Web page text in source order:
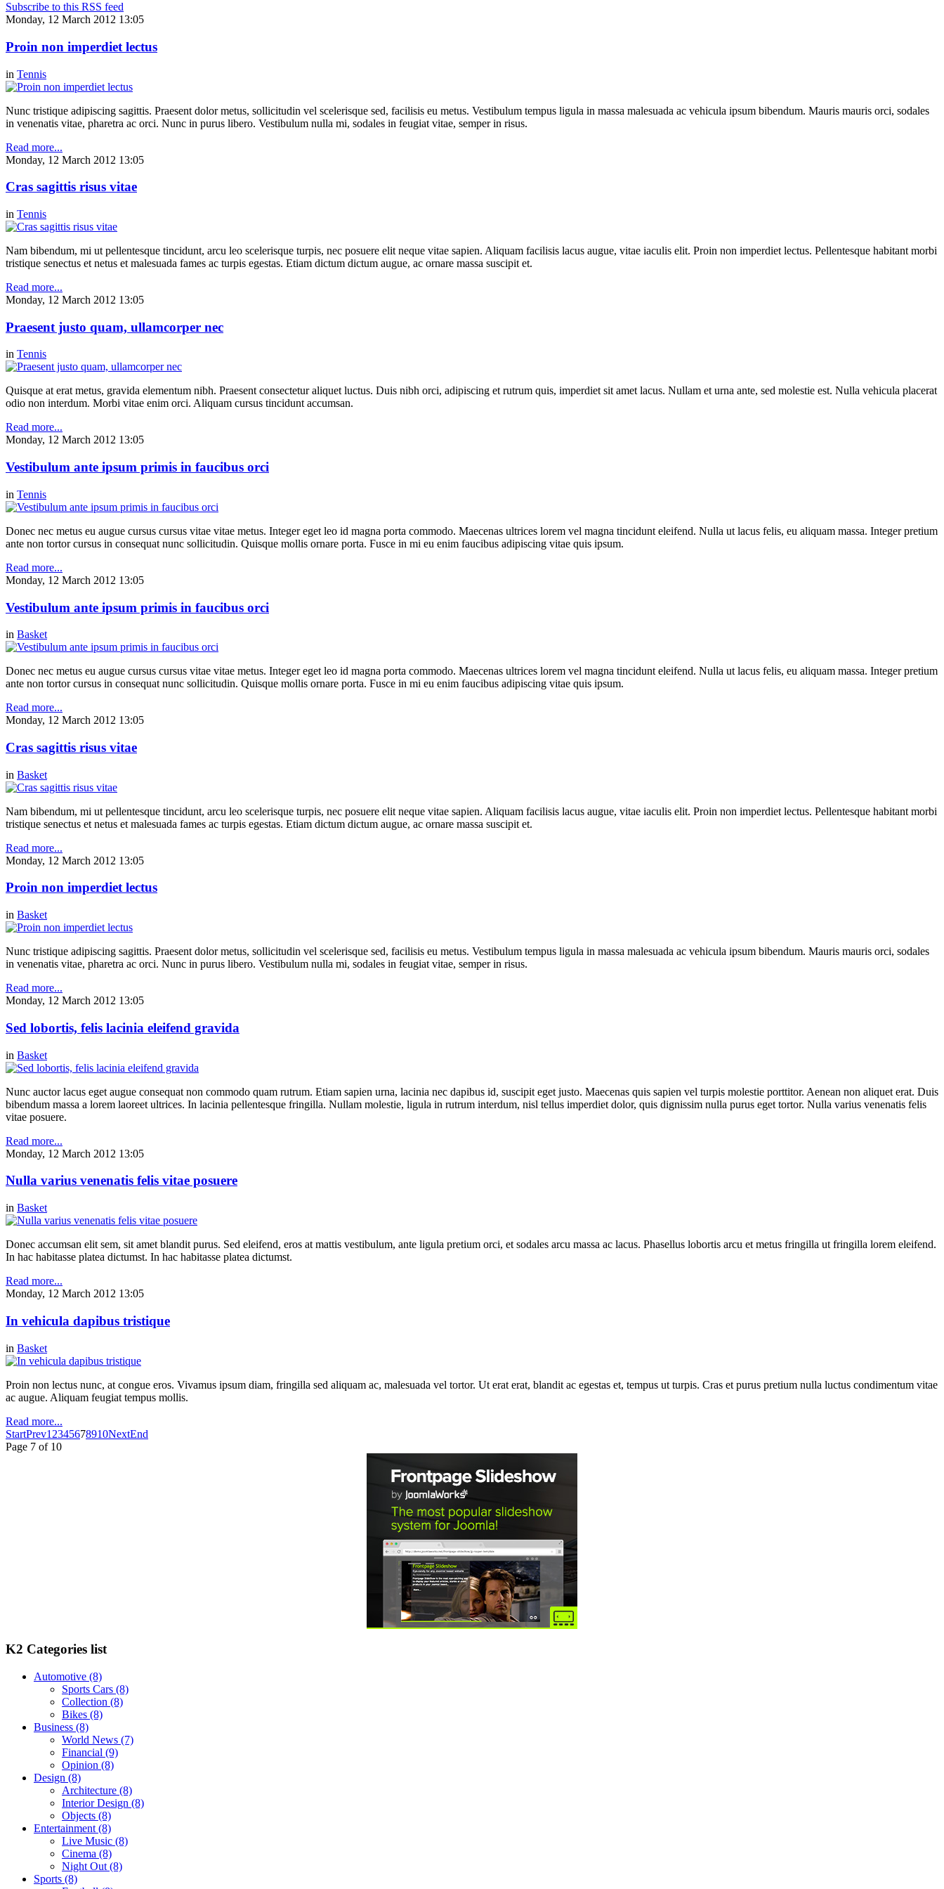
Subscribe to this RSS feed
Monday, 12 March 2012 13:05
Proin non imperdiet lectus
in Tennis
Nunc tristique adipiscing sagittis. Praesent dolor metus, sollicitudin vel scelerisque sed, facilisis eu metus. Vestibulum tempus ligula in massa malesuada ac vehicula ipsum bibendum. Mauris mauris orci, sodales
in venenatis vitae, pharetra ac orci. Nunc in purus libero. Vestibulum nulla mi, sodales in feugiat vitae, semper in risus.
Read more...
Monday, 12 March 2012 13:05
Cras sagittis risus vitae
in Tennis
Nam bibendum, mi ut pellentesque tincidunt, arcu leo scelerisque turpis, nec posuere elit neque vitae sapien. Aliquam facilisis lacus augue, vitae iaculis elit. Proin non imperdiet lectus. Pellentesque habitant morbi
tristique senectus et netus et malesuada fames ac turpis egestas. Etiam dictum dictum augue, ac ornare massa suscipit et.
Read more...
Monday, 12 March 2012 13:05
Praesent justo quam, ullamcorper nec
in Tennis
Quisque at erat metus, gravida elementum nibh. Praesent consectetur aliquet luctus. Duis nibh orci, adipiscing et rutrum quis, imperdiet sit amet lacus. Nullam et urna ante, sed molestie est. Nulla vehicula placerat
odio non interdum. Morbi vitae enim orci. Aliquam cursus tincidunt accumsan.
Read more...
Monday, 12 March 2012 13:05
Vestibulum ante ipsum primis in faucibus orci
in Tennis
Donec nec metus eu augue cursus cursus vitae vitae metus. Integer eget leo id magna porta commodo. Maecenas ultrices lorem vel magna tincidunt eleifend. Nulla ut lacus felis, eu aliquam massa. Integer pretium
ante non tortor cursus in consequat nunc sollicitudin. Quisque mollis ornare porta. Fusce in mi eu enim faucibus adipiscing vitae quis ipsum.
Read more...
Monday, 12 March 2012 13:05
Vestibulum ante ipsum primis in faucibus orci
in Basket
Donec nec metus eu augue cursus cursus vitae vitae metus. Integer eget leo id magna porta commodo. Maecenas ultrices lorem vel magna tincidunt eleifend. Nulla ut lacus felis, eu aliquam massa. Integer pretium
ante non tortor cursus in consequat nunc sollicitudin. Quisque mollis ornare porta. Fusce in mi eu enim faucibus adipiscing vitae quis ipsum.
Read more...
Monday, 12 March 2012 13:05
Cras sagittis risus vitae
in Basket
Nam bibendum, mi ut pellentesque tincidunt, arcu leo scelerisque turpis, nec posuere elit neque vitae sapien. Aliquam facilisis lacus augue, vitae iaculis elit. Proin non imperdiet lectus. Pellentesque habitant morbi
tristique senectus et netus et malesuada fames ac turpis egestas. Etiam dictum dictum augue, ac ornare massa suscipit et.
Read more...
Monday, 12 March 2012 13:05
Proin non imperdiet lectus
in Basket
Nunc tristique adipiscing sagittis. Praesent dolor metus, sollicitudin vel scelerisque sed, facilisis eu metus. Vestibulum tempus ligula in massa malesuada ac vehicula ipsum bibendum. Mauris mauris orci, sodales
in venenatis vitae, pharetra ac orci. Nunc in purus libero. Vestibulum nulla mi, sodales in feugiat vitae, semper in risus.
Read more...
Monday, 12 March 2012 13:05
Sed lobortis, felis lacinia eleifend gravida
in Basket
Nunc auctor lacus eget augue consequat non commodo quam rutrum. Etiam sapien urna, lacinia nec dapibus id, suscipit eget justo. Maecenas quis sapien vel turpis molestie porttitor. Aenean non aliquet erat. Duis
bibendum massa a lorem laoreet ultrices. In lacinia pellentesque fringilla. Nullam molestie, ligula in rutrum interdum, nisl tellus imperdiet dolor, quis dignissim nulla purus eget tortor. Nulla varius venenatis felis
vitae posuere.
Read more...
Monday, 12 March 2012 13:05
Nulla varius venenatis felis vitae posuere
in Basket
Donec accumsan elit sem, sit amet blandit purus. Sed eleifend, eros at mattis vestibulum, ante ligula pretium orci, et sodales arcu massa ac lacus. Phasellus lobortis arcu et metus fringilla ut fringilla lorem eleifend.
In hac habitasse platea dictumst. In hac habitasse platea dictumst.
Read more...
Monday, 12 March 2012 13:05
In vehicula dapibus tristique
in Basket
Proin non lectus nunc, at congue eros. Vivamus ipsum diam, fringilla sed aliquam ac, malesuada vel tortor. Ut erat erat, blandit ac egestas et, tempus ut turpis. Cras et purus pretium nulla luctus condimentum vitae
ac augue. Aliquam feugiat tempus mollis.
Read more...
StartPrev1 2345678910NextEnd
Page 7 of 10
K2 Categories list
Automotive (8)
Sports Cars (8)
Collection (8)
Bikes (8)
Business (8)
World News (7)
Financial (9)
Opinion (8)
Design (8)
Architecture (8)
Interior Design (8)
Objects (8)
Entertainment (8)
Live Music (8)
Cinema (8)
Night Out (8)
Sports (8)